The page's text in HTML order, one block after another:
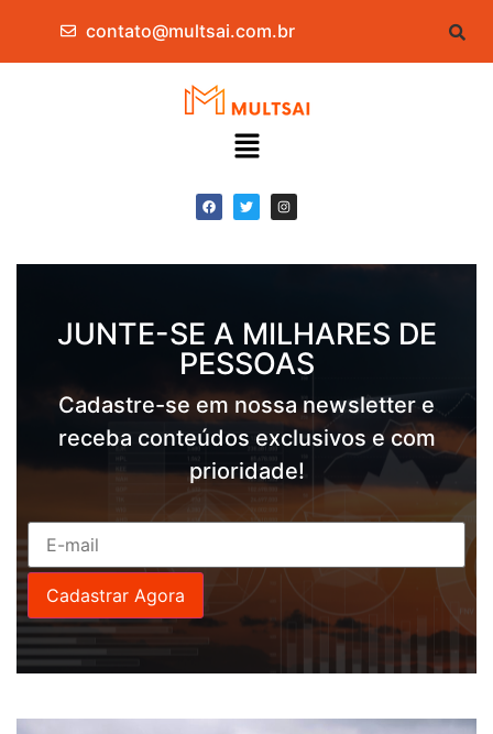
contato@multsai.com.br
JUNTE-SE A MILHARES DE
PESSOAS
Cadastre-se em nossa newsletter e
receba conteúdos exclusivos e com
prioridade!